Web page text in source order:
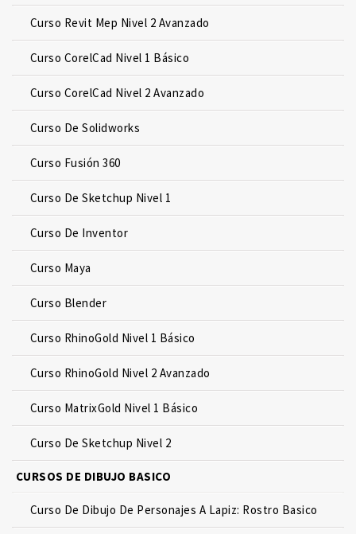
Curso Revit Mep Nivel 2 Avanzado
Curso CorelCad Nivel 1 Básico
Curso CorelCad Nivel 2 Avanzado
Curso De Solidworks
Curso Fusión 360
Curso De Sketchup Nivel 1
Curso De Inventor
Curso Maya
Curso Blender
Curso RhinoGold Nivel 1 Básico
Curso RhinoGold Nivel 2 Avanzado
Curso MatrixGold Nivel 1 Básico
Curso De Sketchup Nivel 2
CURSOS DE DIBUJO BASICO
Curso De Dibujo De Personajes A Lapiz: Rostro Basico